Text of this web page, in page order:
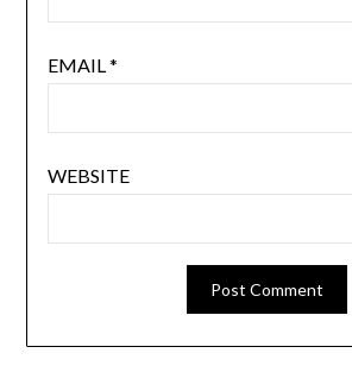
EMAIL*
WEBSITE